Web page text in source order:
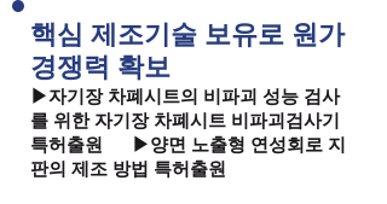
핵심 제조기술 보유로 원가
경쟁력 확보​​
▶자기장 차폐시트의 비파괴 성능 검사
를 위한 자기장 차폐시트 비파괴검사기
특허출원 ▶양면 노출형 연성회로 지
판의 제조 방법 특허출원